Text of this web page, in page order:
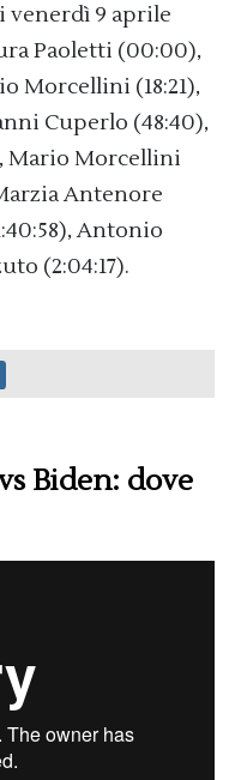
venerdì 9 aprile
Paoletti (00:00​),
Morcellini (18:21​),
Cuperlo (48:40​),
Mario Morcellini
Antenore
Antonio
(2:04:17​).
Biden: dove